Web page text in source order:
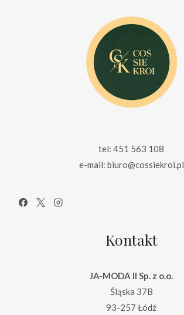
tel: 451 563 108
e-mail: biuro@cossiekroi.pl
Kontakt
JA-MODA II Sp. z o.o.
Śląska 37B
93-257 Łódź